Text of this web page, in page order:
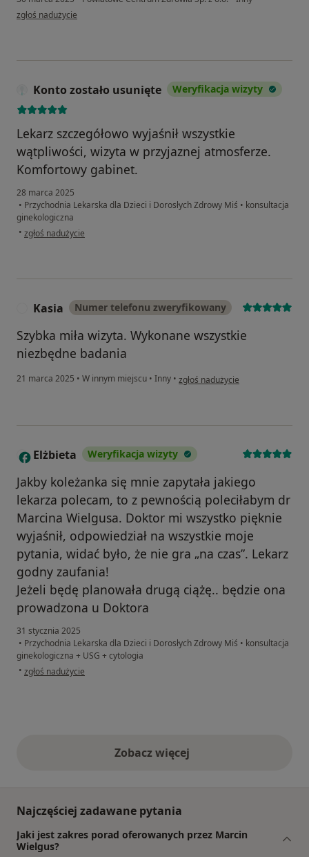
w opinii użytkownika Magdalena Szewczak
zgłoś nadużycie
Konto zostało usunięte Weryfikacja wizyty
Lekarz szczegółowo wyjaśnił wszystkie
wątpliwości, wizyta w przyjaznej atmosferze.
Komfortowy gabinet.
28 marca 2025
• Przychodnia Lekarska dla Dzieci i Dorosłych Zdrowy Miś • konsultacja
ginekologiczna
• w opinii użytkownika Konto zostało usunięte
zgłoś nadużycie
Kasia Numer telefonu zweryfikowany
Szybka miła wizyta. Wykonane wszystkie
niezbędne badania
21 marca 2025 • W innym miejscu • Inny • w opinii użytkownika Kasia
zgłoś nadużycie
E Elżbieta Weryfikacja wizyty
Jakby koleżanka się mnie zapytała jakiego
lekarza polecam, to z pewnością poleciłabym dr
Marcina Wielgusa. Doktor mi wszystko pięknie
wyjaśnił, odpowiedział na wszystkie moje
pytania, widać było, że nie gra „na czas”. Lekarz
godny zaufania!
Jeżeli będę planowała drugą ciążę.. będzie ona
prowadzona u Doktora
31 stycznia 2025
• Przychodnia Lekarska dla Dzieci i Dorosłych Zdrowy Miś • konsultacja
ginekologiczna + USG + cytologia
• w opinii użytkownika Elżbieta
zgłoś nadużycie
Zobacz więcejopinie powyżej
Najczęściej zadawane pytania
Jaki jest zakres porad oferowanych przez Marcin
Wielgus?